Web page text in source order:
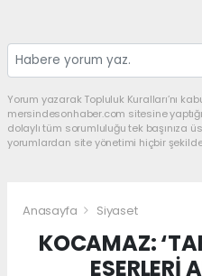
Yorum yazarak Topluluk Kuralları’nı
mersindesonhaber.com sitesine
dolaylı tüm sorumluluğu tek başınıza
yorumlardan site yönetimi hiçbir
Anasayfa Siyaset
KOCAMAZ:
ESERLERİ